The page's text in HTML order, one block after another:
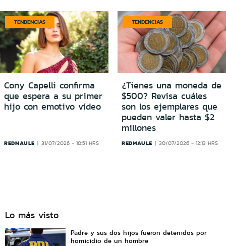
TENDENCIAS
Cony Capelli confirma
que espera a su primer
hijo con emotivo vídeo
REDMAULE 31/07/2026 - 10:51 HRS
TENDENCIAS
¿Tienes una moneda de
$500? Revisa cuáles
son los ejemplares que
pueden valer hasta $2
millones
REDMAULE 30/07/2026 - 12:13 HRS
Lo más visto
Padre y sus dos hijos fueron detenidos por
homicidio de un hombre